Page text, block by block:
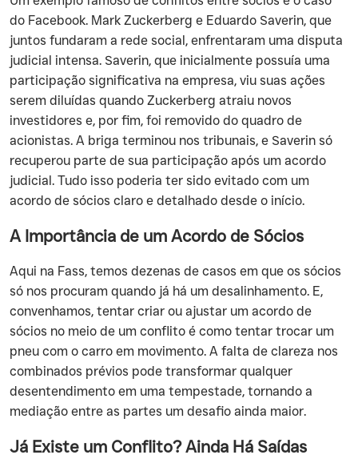
do Facebook. Mark Zuckerberg e Eduardo Saverin, que
juntos fundaram a rede social, enfrentaram uma disputa
judicial intensa. Saverin, que inicialmente possuía uma
participação significativa na empresa, viu suas ações
serem diluídas quando Zuckerberg atraiu novos
investidores e, por fim, foi removido do quadro de
acionistas. A briga terminou nos tribunais, e Saverin só
recuperou parte de sua participação após um acordo
judicial. Tudo isso poderia ter sido evitado com um
acordo de sócios claro e detalhado desde o início.
A Importância de um Acordo de Sócios
‍Aqui na Fass, temos dezenas de casos em que os sócios
só nos procuram quando já há um desalinhamento. E,
convenhamos, tentar criar ou ajustar um acordo de
sócios no meio de um conflito é como tentar trocar um
pneu com o carro em movimento. A falta de clareza nos
combinados prévios pode transformar qualquer
desentendimento em uma tempestade, tornando a
mediação entre as partes um desafio ainda maior.
Já Existe um Conflito? Ainda Há Saídas